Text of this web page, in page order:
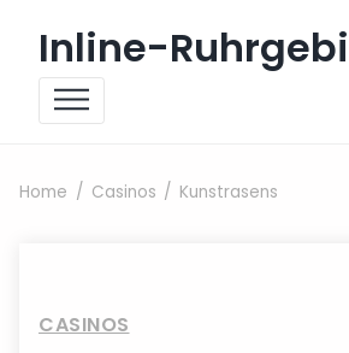
Inline-
Home Casinos Kunstrasens
CASINOS